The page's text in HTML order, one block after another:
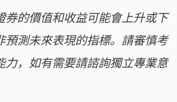
券的價值和收益可能會上升或下
預測未來表現的指標。請審慎考
力，如有需要請諮詢獨立專業意